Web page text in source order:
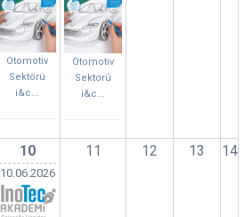
Otomotiv
Sektörü
i&c...
Otomotiv
Sektörü
i&c...
10
10.06.2026
11 12 13 14